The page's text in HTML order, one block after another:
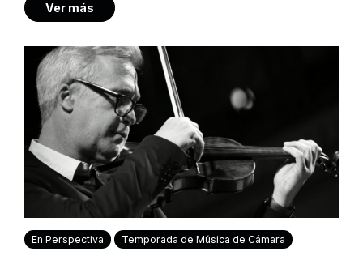
Ver más
En Perspectiva Temporada de Música de Cámara